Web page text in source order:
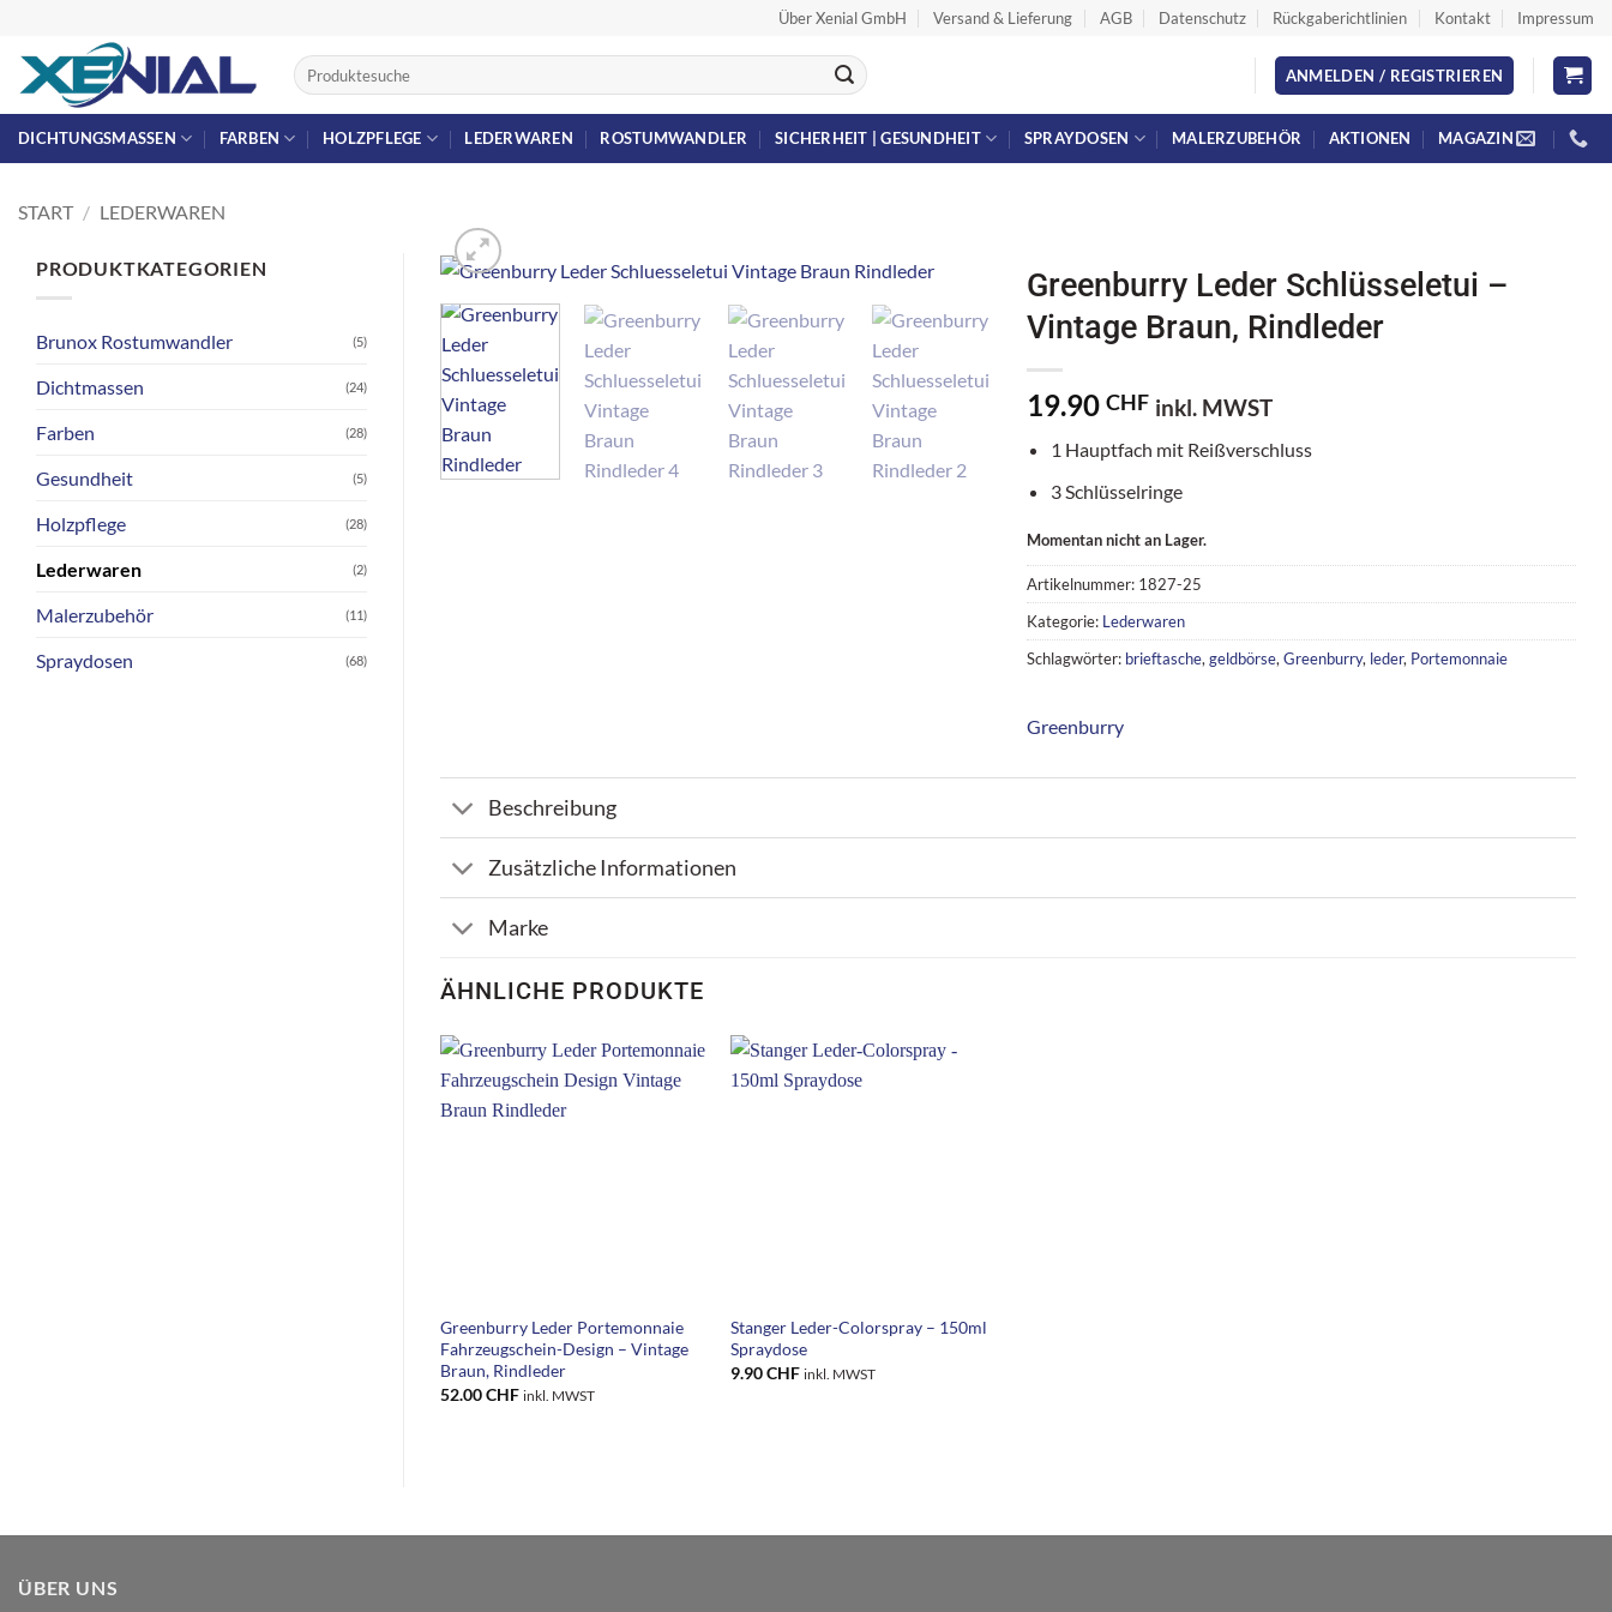
springen
Über Xenial GmbH Versand & Lieferung AGB Datenschutz Rückgaberichtlinien Kontakt Impressum
Suchen
nach:
ANMELDEN / REGISTRIEREN
DICHTUNGSMASSEN FARBEN HOLZPFLEGE LEDERWAREN ROSTUMWANDLER SICHERHEIT | GESUNDHEIT SPRAYDOSEN MALERZUBEHÖR AKTIONEN MAGAZIN
START / LEDERWAREN
PRODUKTKATEGORIEN
Brunox Rostumwandler (5)
Dichtmassen (24)
Farben (28)
Gesundheit (5)
Holzpflege (28)
Lederwaren (2)
Malerzubehör (11)
Spraydosen (68)
Greenburry Leder Schlüsseletui –
Vintage Braun, Rindleder
19.90 CHF inkl. MWST
1 Hauptfach mit Reißverschluss
3 Schlüsselringe
Momentan nicht an Lager.
Artikelnummer: 1827-25
Kategorie: Lederwaren
Schlagwörter: brieftasche, geldbörse, Greenburry, leder, Portemonnaie
Greenburry
Beschreibung
Zusätzliche Informationen
Marke
ÄHNLICHE PRODUKTE
Greenburry Leder Portemonnaie
Fahrzeugschein-Design – Vintage
Braun, Rindleder
52.00CHF inkl. MWST
Stanger Leder-Colorspray – 150ml
Spraydose
9.90CHF inkl. MWST
ÜBER UNS